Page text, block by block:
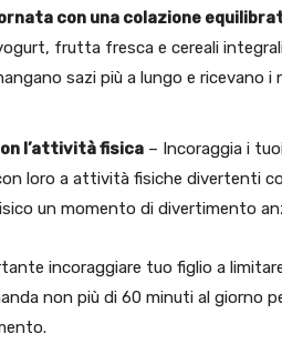
con una colazione
frutta fresca e cereali
sazi più a lungo e ricevano
l’attività fisica – Incoraggia i
loro a attività fisiche divertenti
un momento di divertimento
incoraggiare tuo figlio a
non più di 60 minuti al giorno